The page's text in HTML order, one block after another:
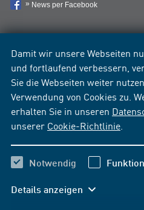
Damit wir unsere Webseiten
und fortlaufend verbessern,
Sie die Webseiten weiter
Verwendung von Cookies zu.
erhalten Sie in unseren
unserer Cookie-Richtlinie
Notwendig
Details anzeigen
News per Facebook